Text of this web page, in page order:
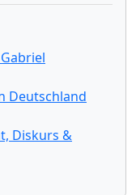
Deutschland
Diskurs &